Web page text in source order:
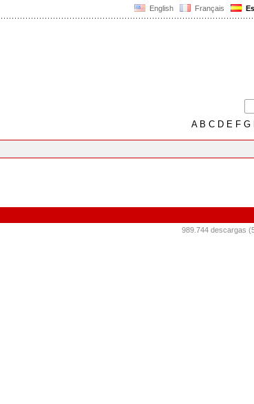
English Français
AB C D E F G
989.744 descargas